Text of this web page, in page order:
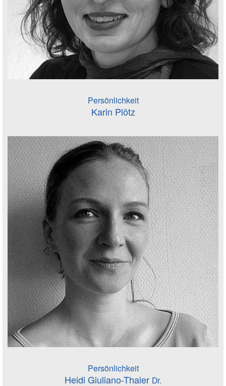
Persönlichkeit
Karin Plötz
Persönlichkeit
Heidi Giuliano-Thaler Dr.